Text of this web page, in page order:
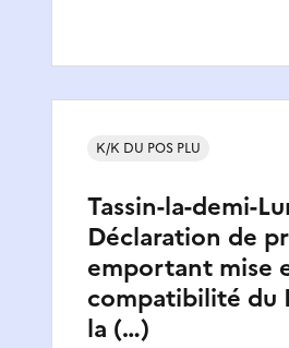
Tassin-la-demi-
Déclaration de
emportant mise
compatibilité du
la (…)
K/K DU POS PLU